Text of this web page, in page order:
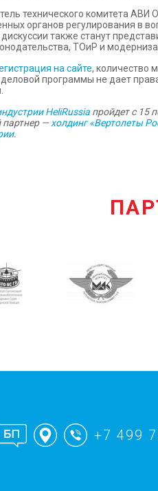
технического комитета
органов регулирования в
также станут
ТОиР и
на сайте, количество
программы не дает
HeliRussia пройдет с 15
партнер —холдинг «Вертолеты
.
+7 499